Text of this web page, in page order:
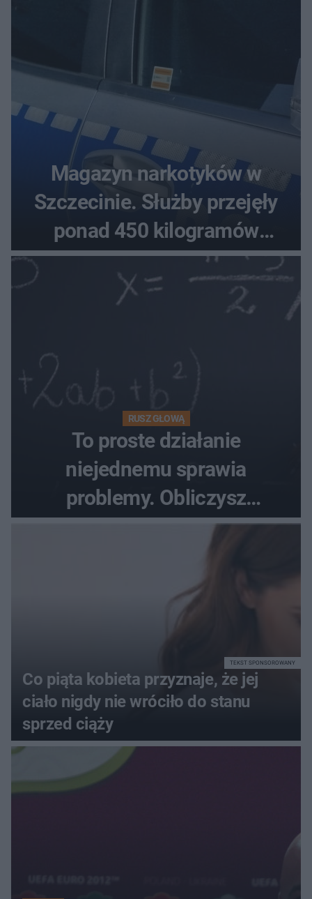
Magazyn narkotyków w
Szczecinie. Służby przejęły
ponad 450 kilogramów
towaru
RUSZ GŁOWĄ
To proste działanie
niejednemu sprawia
problemy. Obliczysz
poprawnie, ile to jest
Co piąta kobieta przyznaje, że jej
ciało nigdy nie wróciło do stanu
sprzed ciąży
TEKST SPONSOROWANY